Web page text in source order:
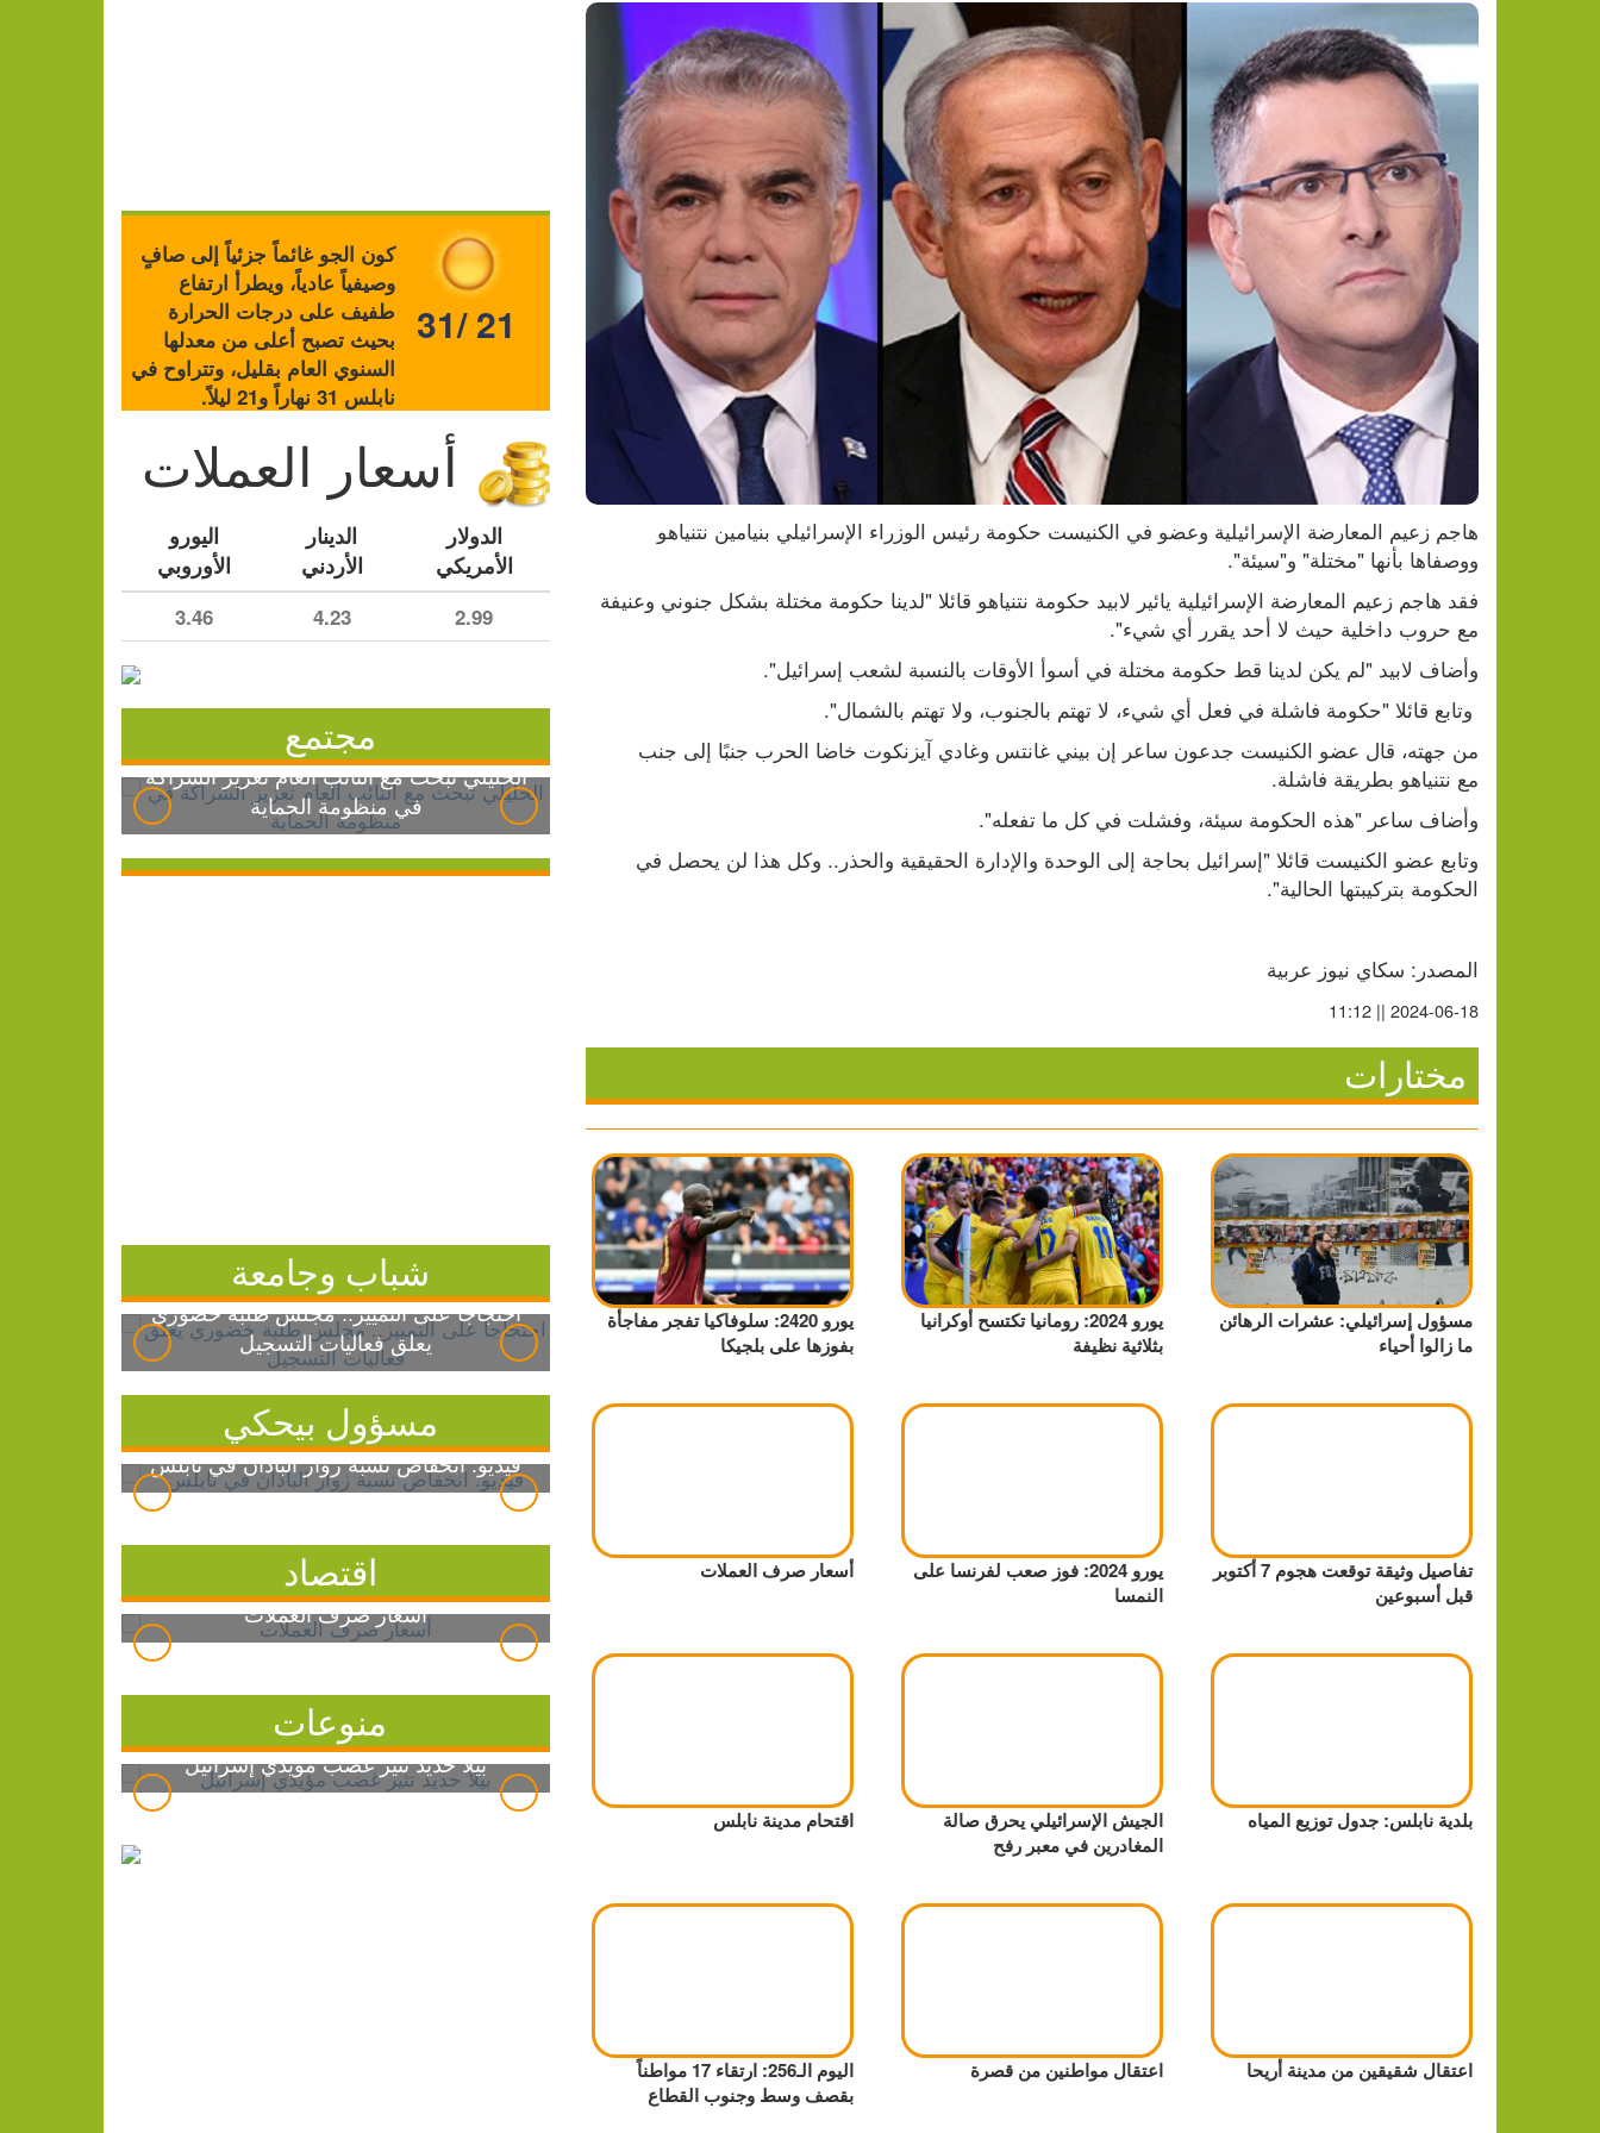
ووصفاها بأنها "مختلة" و"سيئة".
مع حروب داخلية حيث لا أحد يقرر أي شيء".
وأضاف لابيد "لم يكن لدينا قط حكومة مختلة في أسوأ الأوقات بالنسبة لشعب إسرائيل".
مع نتنياهو بطريقة فاشلة.
وأضاف ساعر "هذه الحكومة سيئة، وفشلت في كل ما تفعله".
الحكومة بتركيبتها الحالية".
المصدر: سكاي نيوز عربية
2024-06-18 || 11:12
مختارات
مسؤول إسرائيلي: عشرات الرهائن
ما زالوا أحياء
يورو 2024: رومانيا تكتسح أوكرانيا
بثلاثية نظيفة
يورو 2420: سلوفاكيا تفجر مفاجأة
بفوزها على بلجيكا
تفاصيل وثيقة توقعت هجوم 7 أكتوبر
قبل أسبوعين
يورو 2024: فوز صعب لفرنسا على
النمسا
أسعار صرف العملات
بلدية نابلس: جدول توزيع المياه
الجيش الإسرائيلي يحرق صالة
المغادرين في معبر رفح
اقتحام مدينة نابلس
اعتقال شقيقين من مدينة أريحا اعتقال مواطنين من قصرة
اليوم الـ256: ارتقاء 17 مواطناً
بقصف وسط وجنوب القطاع
كون الجو غائماً جزئياً إلى صافٍ
وصيفياً عادياً، ويطرأ ارتفاع
طفيف على درجات الحرارة
بحيث تصبح أعلى من معدلها
السنوي العام بقليل، وتتراوح في
نابلس 31 نهاراً و21 ليلاً.
31/ 21
أسعار العملات
الدولار
الأمريكي
الدينار
الأردني
اليورو
الأوروبي
2.99
4.23
3.46
مجتمع
الخليلي تبحث مع النائب العام تعزيز الشراكة
في منظومة الحماية
شباب وجامعة
احتجاجاً على التمييز.. مجلس طلبة خضوري
يعلق فعاليات التسجيل
مسؤول بيحكي
فيديو: انخفاض نسبة زوار الباذان في نابلس
اقتصاد
أسعار صرف العملات
منوعات
بيلا حديد تثير غضب مؤيدي إسرائيل